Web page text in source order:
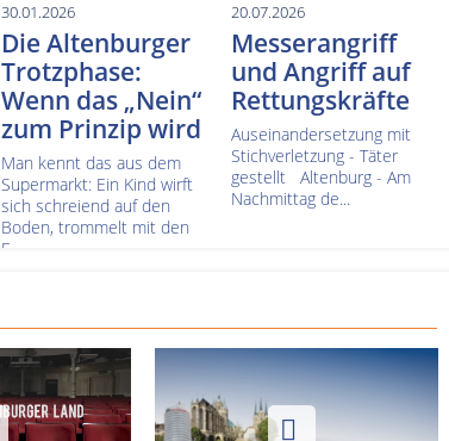
30.01.2026
Die Altenburger
Trotzphase:
Wenn das „Nein“
zum Prinzip wird
Man kennt das aus dem
Supermarkt: Ein Kind wirft
sich schreiend auf den
Boden, trommelt mit den
F...
20.07.2026
Messerangriff
und Angriff auf
Rettungskräfte
Auseinandersetzung mit
Stichverletzung - Täter
gestellt Altenburg - Am
Nachmittag de...